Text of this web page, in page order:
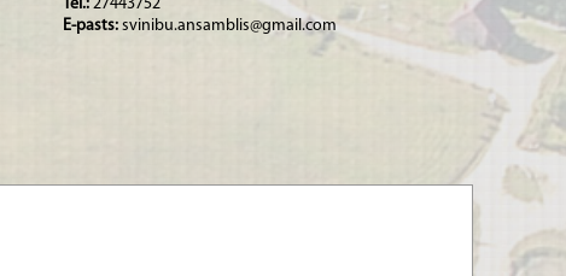
Tel.: 27443752
E-pasts: svinibu.ansamblis@gmail.com